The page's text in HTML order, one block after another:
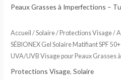
Accueil /Solaire/Protections Visage/
SÉBIONEX Gel Solaire Matifiant SPF
UVA/UVB Visage pour Peaux Grasses
Protections Visage,Solaire
ACM
Dermatologique
SÉBIONEX
Gel
Solaire